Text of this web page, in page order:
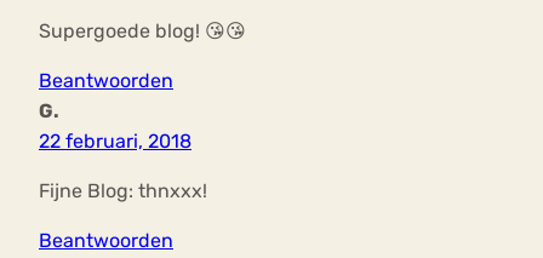
Supergoede blog! 😘😘
Beantwoorden
G.
22 februari, 2018
Fijne Blog: thnxxx!
Beantwoorden